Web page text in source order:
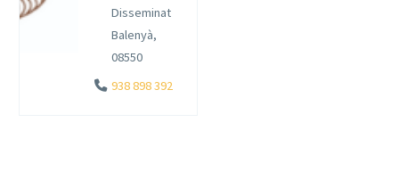
Disseminat
Balenyà,
08550
938 898 392